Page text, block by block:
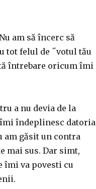
am să încerc să
tot felul de ˝votul tău
întrebare oricum îmi
a nu devia de la
îndeplinesc datoria
am găsit un contra
mai sus. Dar simt,
îmi va povesti cu